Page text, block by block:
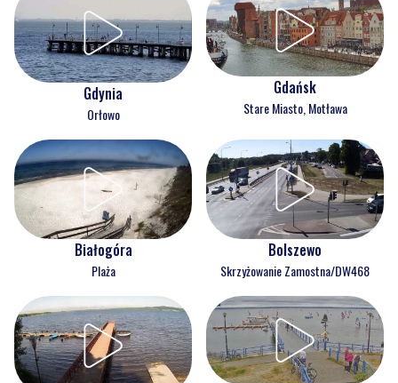
Gdynia
Orłowo
Gdańsk
Stare Miasto, Motława
Białogóra
Plaża
Bolszewo
Skrzyżowanie Zamostna/DW468